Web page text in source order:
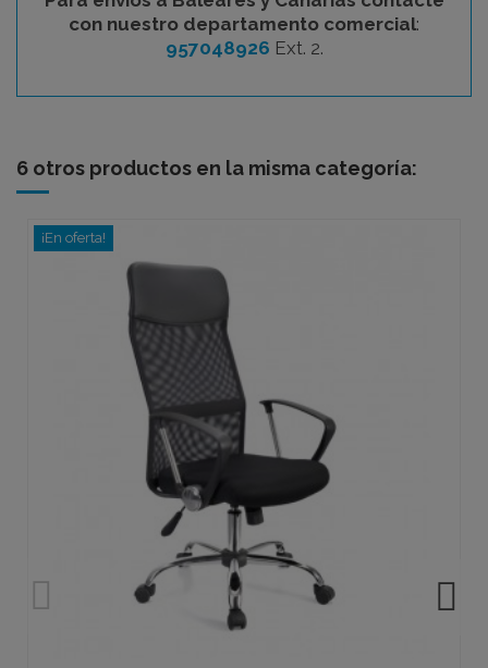
con nuestro departamento comercial:
957048926 Ext. 2.
6 otros productos en la misma categoría:
¡En oferta!